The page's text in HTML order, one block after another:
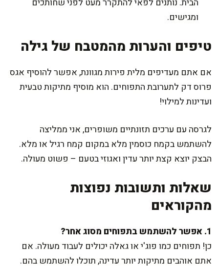
ומגישים.
טיפים והערות מהמטבח של גילה
אם אתם מעדיפים מלית פירות מגוונת, אפשר להוסיף אגס
פרוס דק לתערובת התפוחים. הוא מוסיף מתיקות טבעית
ועדינות למילוי!
לגרסה עם ערכים תזונתיים משופרים, אני ממליצה
להשתמש בקמח כוסמין מלא במקום קמח רגיל או מלא.
הבצק יוצא קצת יותר עדין ואגוזי בטעם – פשוט מעולה.
שאלות ותשובות נפוצות
מהקוראים
1. אפשר להשתמש בתפוחים מסוג אחר?
כן! תפוחים כמו פוג'י או גאלה יכולים לעבוד מעולה. אם
אתם אוהבים מתיקות יותר עדינה, תוכלו להשתמש בהם.